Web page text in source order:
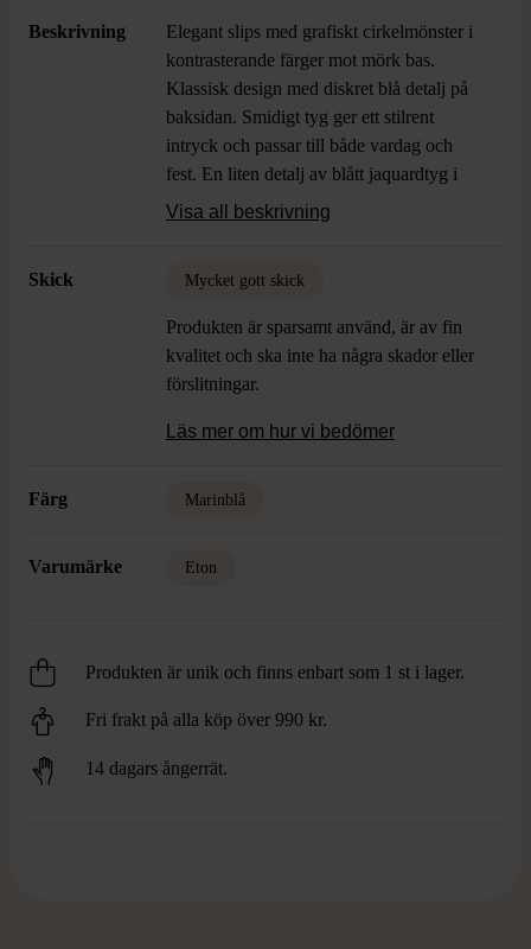
Beskrivning
Elegant slips med grafiskt cirkelmönster i
kontrasterande färger mot mörk bas.
Klassisk design med diskret blå detalj på
baksidan. Smidigt tyg ger ett stilrent
intryck och passar till både vardag och
fest. En liten detalj av blått jaquardtyg i
spetsen adderar en modern touch.
Visa all beskrivning
Skick Mycket gott skick
Produkten är sparsamt använd, är av fin
kvalitet och ska inte ha några skador eller
förslitningar.
Läs mer om hur vi bedömer
Färg Marinblå
Varumärke Eton
Produkten är unik och finns enbart som 1 st i lager.
Fri frakt på alla köp över 990 kr.
14 dagars ångerrät.